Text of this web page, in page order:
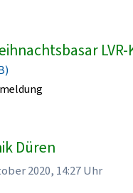
Düren
2020, 14:27 Uhr